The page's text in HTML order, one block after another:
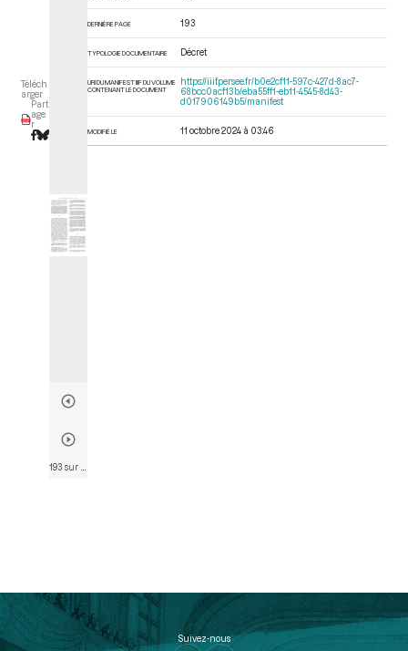
Téléch
arger
Part
age
r
M
d
o
r
DERNIÈRE PAGE 193
TYPOLOGIE DOCUMENTAIRE Décret
URI DU MANIFEST IIIF DU VOLUME
CONTENANT LE DOCUMENT
https://iiif.persee.fr/b0e2cf11-597c-427d-8ac7-
68bcc0acf13b/eba55ff1-eb11-4545-8d43-
d017906149b5/manifest
MODIFIÉ LE 11 octobre 2024 à 03:46
Suivez-nous